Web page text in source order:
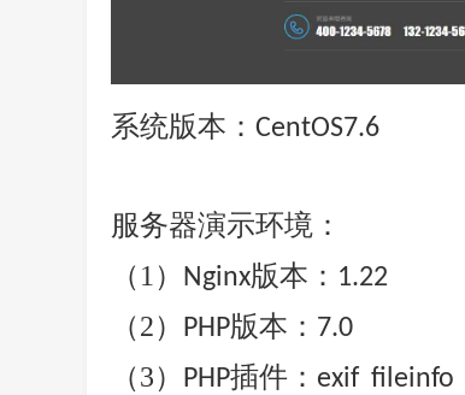
系统版本： CentOS7.6
服务器演示环境：
（1） Nginx版本： 1.22
（2） PHP版本： 7.0
（3） PHP插件： exif fileinfo